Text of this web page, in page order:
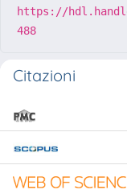
https://
488
Citazioni